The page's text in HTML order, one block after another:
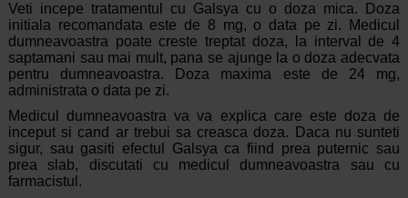
Veti incepe tratamentul cu Galsya cu o doza mica. Doza
initiala recomandata este de 8 mg, o data pe zi. Medicul
dumneavoastra poate creste treptat doza, la interval de 4
saptamani sau mai mult, pana se ajunge la o doza adecvata
pentru dumneavoastra. Doza maxima este de 24 mg,
administrata o data pe zi.
Medicul dumneavoastra va va explica care este doza de
inceput si cand ar trebui sa creasca doza. Daca nu sunteti
sigur, sau gasiti efectul Galsya ca fiind prea puternic sau
prea slab, discutati cu medicul dumneavoastra sau cu
farmacistul.